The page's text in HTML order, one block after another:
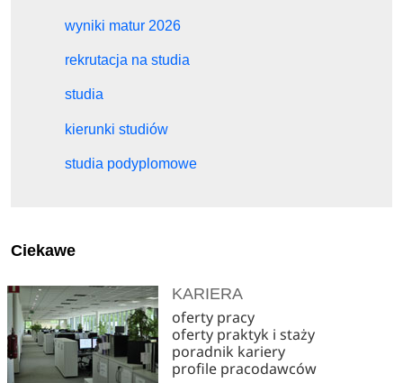
wyniki matur 2026
rekrutacja na studia
studia
kierunki studiów
studia podyplomowe
Ciekawe
KARIERA
oferty pracy
oferty praktyk i staży
poradnik kariery
profile pracodawców